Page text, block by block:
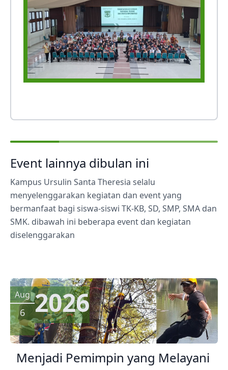
Event lainnya dibulan ini
Kampus Ursulin Santa Theresia selalu
menyelenggarakan kegiatan dan event yang
bermanfaat bagi siswa-siswi TK-KB, SD, SMP, SMA dan
SMK. dibawah ini beberapa event dan kegiatan
diselenggarakan
Aug
6 2026
Menjadi Pemimpin yang Melayani